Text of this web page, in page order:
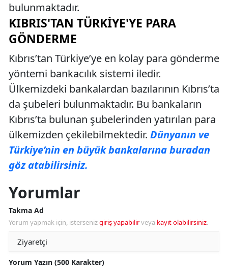
bulunmaktadır.
KIBRIS'TAN TÜRKIYE'YE PARA
GÖNDERME
Kıbrıs’tan Türkiye’ye en kolay para gönderme
yöntemi bankacılık sistemi iledir.
Ülkemizdeki bankalardan bazılarının Kıbrıs’ta
da şubeleri bulunmaktadır. Bu bankaların
Kıbrıs’ta bulunan şubelerinden yatırılan para
ülkemizden çekilebilmektedir. Dünyanın ve
Türkiye’nin en büyük bankalarına buradan
göz atabilirsiniz.
Yorumlar
Takma Ad
Yorum yapmak için, istersenizgiriş yapabilirveya kayıt olabilirsiniz.
Yorum Yazın (500 Karakter)